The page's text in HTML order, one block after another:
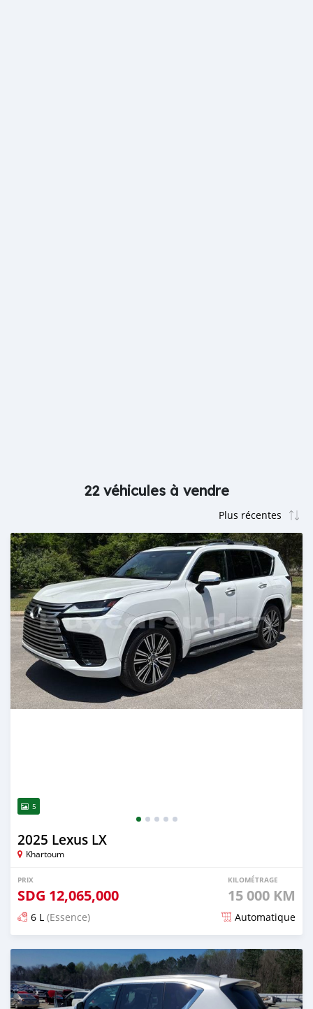
22 véhicules à vendre
5
2025 Lexus LX
Khartoum
PRIX
SDG 12,065,000
KILOMÉTRAGE
15 000 KM
6 L (Essence) Automatique
Publié il y a environ 2 mois